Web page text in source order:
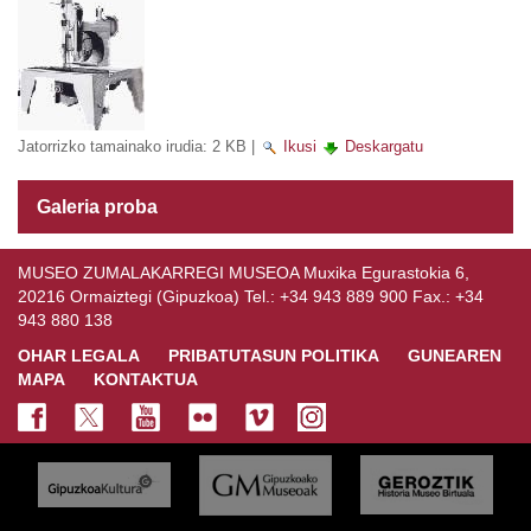
Jatorrizko tamainako irudia: 2 KB Ikusi Deskargatu
Galeria proba
MUSEO ZUMALAKARREGI MUSEOA Muxika Egurastokia 6,
20216 Ormaiztegi (Gipuzkoa) Tel.: +34 943 889 900 Fax.: +34
943 880 138
OHAR LEGALA
PRIBATUTASUN POLITIKA
GUNEAREN
MAPA
KONTAKTUA